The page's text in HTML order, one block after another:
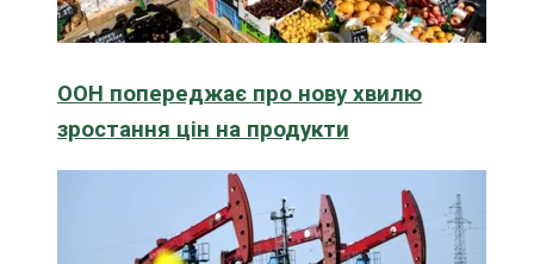
ООН попереджає про нову хвилю
зростання цін на продукти